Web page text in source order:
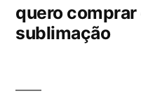
quero
sublimação